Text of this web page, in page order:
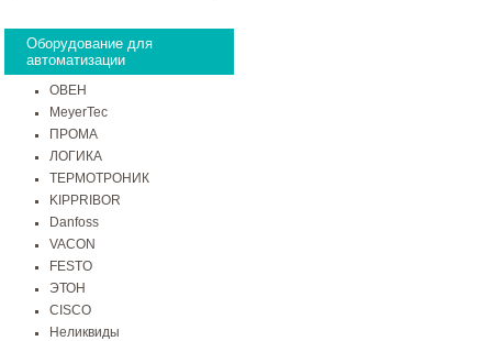
Оборудование для
автоматизации
ОВЕН
MeyerTec
ПРОМА
ЛОГИКА
ТЕРМОТРОНИК
KIPPRIBOR
Danfoss
VACON
FESTO
ЭТОН
CISCO
Неликвиды